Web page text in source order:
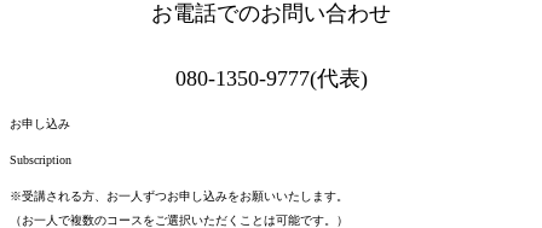
お電話でのお問い合わせ
080-1350-9777(代表)
お申し込み
Subscription
※受講される方、お一人ずつお申し込みをお願いいたします。
（お一人で複数のコースをご選択いただくことは可能です。）